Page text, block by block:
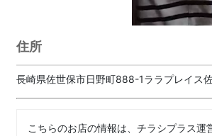
住所
長崎県佐世保市日野町888-1ララプレイス
こちらのお店の情報は、チラシプラス